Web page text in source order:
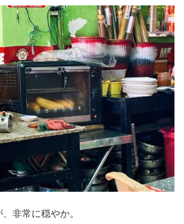
非常に穏やか。